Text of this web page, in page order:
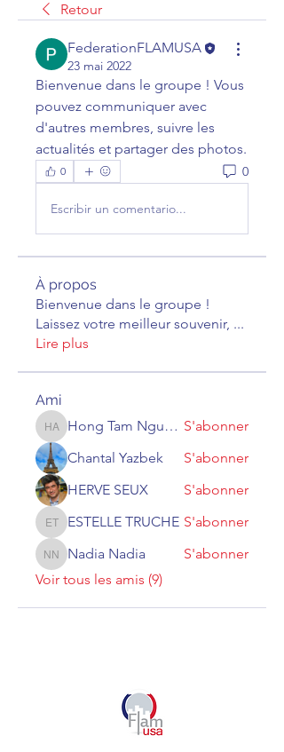
Retour
FederationFLAMUSA
23 mai 2022
Bienvenue dans le groupe ! Vous
pouvez communiquer avec
d'autres membres, suivre les
actualités et partager des photos.
0 0
Escribir un comentario...
À propos
Bienvenue dans le groupe !
Laissez votre meilleur souvenir, ...
Lire plus
Ami
Hong Tam Nguyen AndréHong Tam Nguyen André S'abonner
Chantal Yazbek
S'abonner
HERVE SEUX
S'abonner
ESTELLE TRUCHE
ESTELLE TRUCHE S'abonner
Nadia Nadia
Nadia Nadia
S'abonner
Voir tous les amis (9)